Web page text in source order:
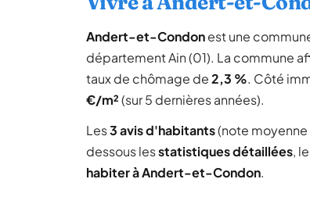
Andert-et-Condonest une
département Ain (01). La commune
taux de chômage de2,3 %. Côté
€/m²(sur 5 dernières années).
Les3 avis d'habitants(note moyenne
dessous lesstatistiques détaillées,
habiter à Andert-et-Condon.